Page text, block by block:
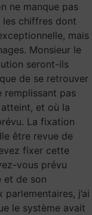
ne manque pas
les chiffres dont
mais
Monsieur le
seront-ils
de se retrouver
remplissant pas
et où la
La fixation
être revue de
fixer cette
vous prévu
et de son
j’ai
le système avait